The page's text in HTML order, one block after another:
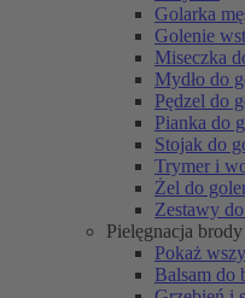
Golarka
Golenie
Miseczka
Mydło do
Pędzel do
Pianka do
Stojak do
Trymer i
Żel do
Zestawy
Pielęgnacja brody
Pokaż
Balsam do